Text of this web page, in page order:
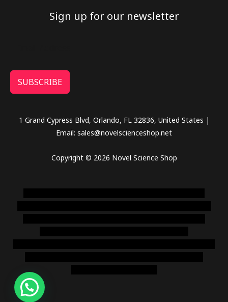
Sign up for our newsletter
SUBSCRIBE
1 Grand Cypress Blvd, Orlando, FL 32836, United States |
Email: sales@novelscienceshop.net
Copyright © 2026 Novel Science Shop